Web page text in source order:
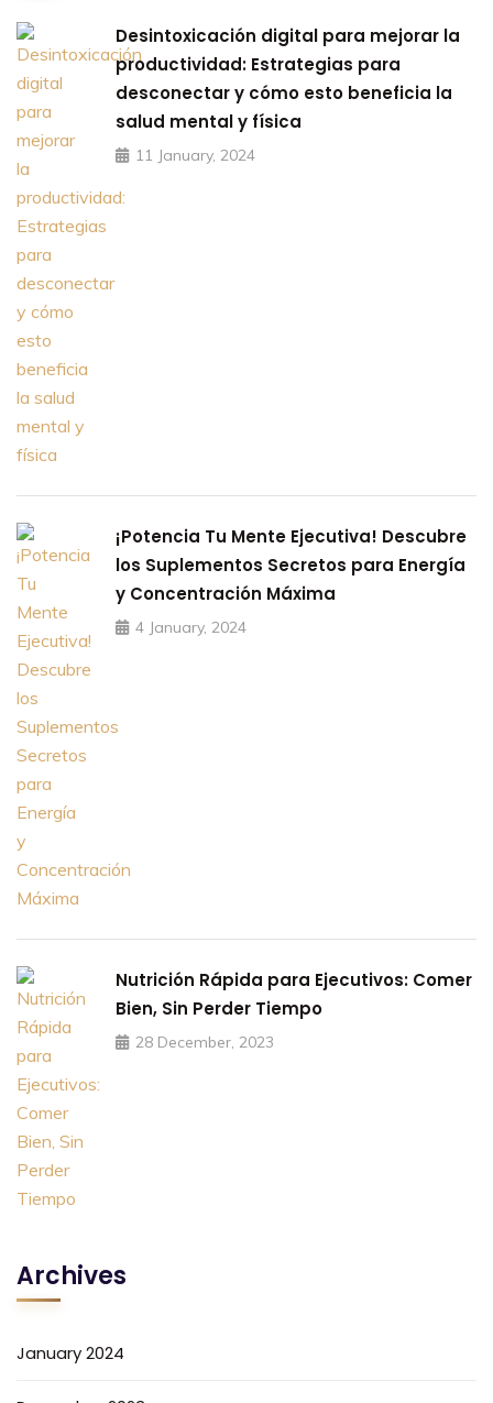
Desintoxicación digital para mejorar la
productividad: Estrategias para
desconectar y cómo esto beneficia la
salud mental y física
11 January, 2024
¡Potencia Tu Mente Ejecutiva! Descubre
los Suplementos Secretos para Energía
y Concentración Máxima
4 January, 2024
Nutrición Rápida para Ejecutivos: Comer
Bien, Sin Perder Tiempo
28 December, 2023
Archives
January 2024